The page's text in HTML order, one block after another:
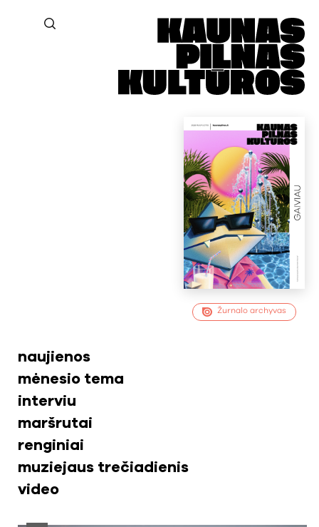
Žurnalo archyvas
naujienos
mėnesio tema
interviu
maršrutai
renginiai
muziejaus trečiadienis
video